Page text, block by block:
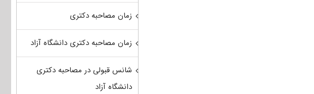
زمان مصاحبه دکتری
زمان مصاحبه دکتری دانشگاه آزاد
شانس قبولی در مصاحبه دکتری
دانشگاه آزاد